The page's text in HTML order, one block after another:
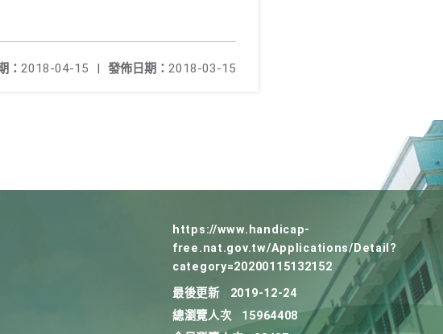
發佈日期： 2018-03-15
： 2018-04-15 |
https://www.handicap-
free.nat.gov.tw/Applications/Detail?
category=20200115132152
最後更新
2019-12-24
總瀏覽人次
15964408